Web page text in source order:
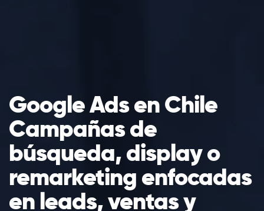
Google Ads en Chile
Campañas de
búsqueda, display o
remarketing enfocadas
en leads, ventas y